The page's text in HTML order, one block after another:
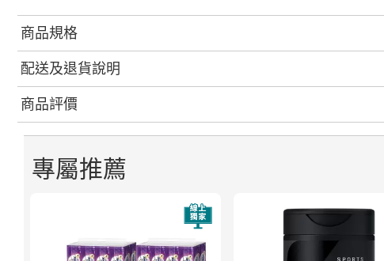
商品規格
配送及退貨說明
商品評價
專屬推薦